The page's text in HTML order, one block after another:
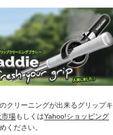
クリーニングが出来るグリップキ
場もしくはYahoo!ショッピング
ください。